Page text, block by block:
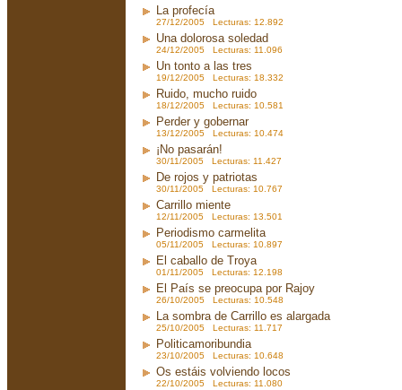
La profecía
27/12/2005 Lecturas: 12.892
Una dolorosa soledad
24/12/2005 Lecturas: 11.096
Un tonto a las tres
19/12/2005 Lecturas: 18.332
Ruido, mucho ruido
18/12/2005 Lecturas: 10.581
Perder y gobernar
13/12/2005 Lecturas: 10.474
¡No pasarán!
30/11/2005 Lecturas: 11.427
De rojos y patriotas
30/11/2005 Lecturas: 10.767
Carrillo miente
12/11/2005 Lecturas: 13.501
Periodismo carmelita
05/11/2005 Lecturas: 10.897
El caballo de Troya
01/11/2005 Lecturas: 12.198
El País se preocupa por Rajoy
26/10/2005 Lecturas: 10.548
La sombra de Carrillo es alargada
25/10/2005 Lecturas: 11.717
Politicamoribundia
23/10/2005 Lecturas: 10.648
Os estáis volviendo locos
22/10/2005 Lecturas: 11.080